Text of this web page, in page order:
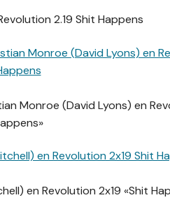
2.19 Shit Happens
Monroe (David Lyons) en
en Revolution 2x19 «Shit